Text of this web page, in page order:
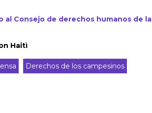
al Consejo de derechos humanos de la
Haitì
Derechos de los campesinos